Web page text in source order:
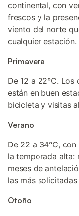
continental, con
frescos y la
viento del norte
cualquier estación.
Primavera
De 12 a 22°C.
están en buen
bicicleta y visitas
Verano
De 22 a 34°C,
la temporada alta:
meses de
las más
Otoño